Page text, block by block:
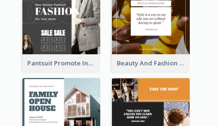
Pantsuit Promote Instagram Post Beauty And Fashion Inspirational Quote Instagram Post